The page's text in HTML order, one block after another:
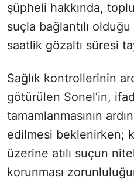
şüpheli hakkında,
suçla bağlantılı
saatlik gözaltı süresi
Sağlık kontrollerinin
götürülen Sonel’in,
tamamlanmasının
edilmesi beklenirken;
üzerine atılı suçun
korunması